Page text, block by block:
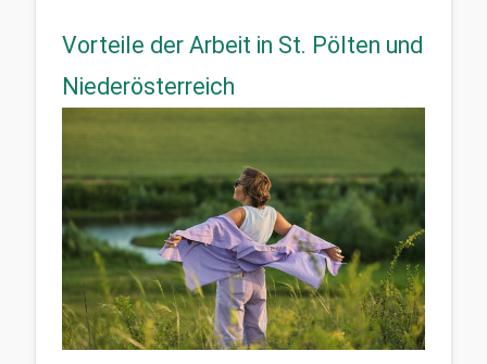
Vorteile der Arbeit in St. Pölten und
Niederösterreich